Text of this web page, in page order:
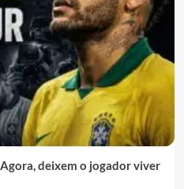
deixem o jogador viver